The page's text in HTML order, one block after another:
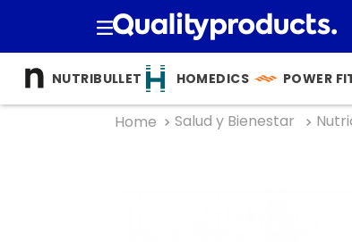
NUTRIBULLET HOMEDICS POWER
Salud y Bienestar
2.